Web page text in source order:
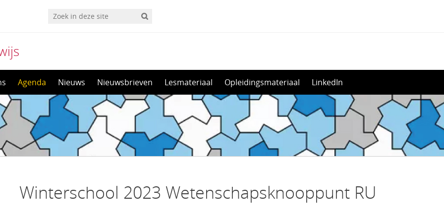
Agenda Nieuws Nieuwsbrieven Lesmateriaal Opleidingsmateriaal LinkedIn
Winterschool 2023 Wetenschapsknooppunt RU